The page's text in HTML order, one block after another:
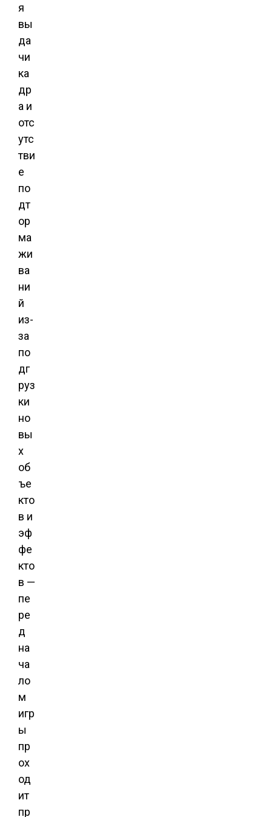
я
вы
да
чи
ка
др
а и
отс
утс
тви
е
по
дт
ор
ма
жи
ва
ни
й
из-
за
по
дг
руз
ки
но
вы
х
об
ъе
кто
в и
эф
фе
кто
в —
пе
ре
д
на
ча
ло
м
игр
ы
пр
ох
од
ит
пр